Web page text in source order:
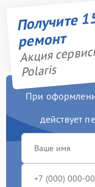
Получите
ремонт
Акция
Polaris
При
действует